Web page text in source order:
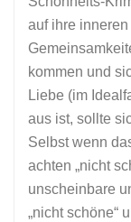
auf ihre
kommen und
Liebe (im
aus ist, sollte
Selbst wenn
achten „nicht
unscheinbare
„nicht schöne“